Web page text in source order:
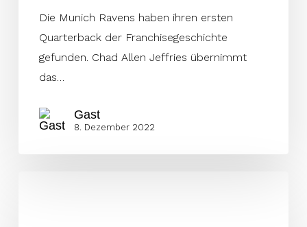
Die Munich Ravens haben ihren ersten
Quarterback der Franchisegeschichte
gefunden. Chad Allen Jeffries übernimmt
das…
Gast
8. Dezember 2022